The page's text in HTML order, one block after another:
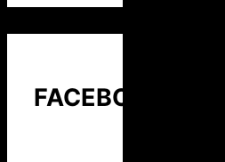
FACEBOOK